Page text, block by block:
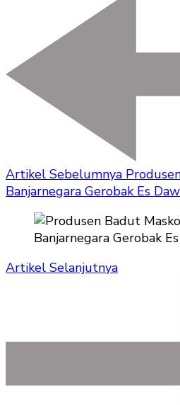
Artikel Sebelumnya
Banjarnegara Gerobak Es
Artikel Selanjutnya